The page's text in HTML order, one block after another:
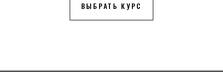
ВЫБРАТЬ КУРС